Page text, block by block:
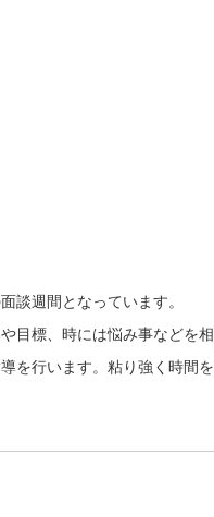
週間となっています。
標、時には悩み事などを相
を行います。粘り強く時間